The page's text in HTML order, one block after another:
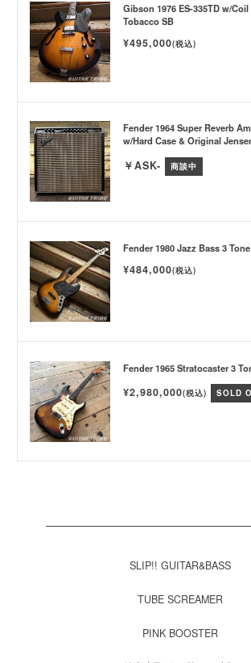
Gibson 1976 ES-335TD w/
Tobacco SB
¥495,000(税込)
Fender 1964 Super Reverb
w/Hard Case & Original
￥ASK- 商談中
Fender 1980 Jazz Bass 3
¥484,000(税込)
Fender 1965 Stratocaster 3
¥2,980,000(税込) SOLD
SLIP!! GUITAR&BASS
TUBE SCREAMER
PINK BOOSTER